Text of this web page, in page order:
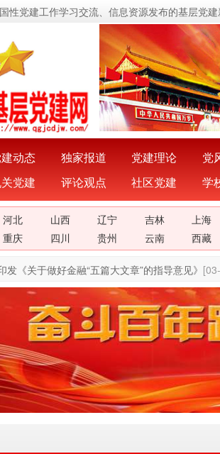
党建工作学习交流、信息资源发布的基层党建
动态 独家报道 党建理论 党
党建 评论观点 社区党建 学
河北 山西 辽宁 吉林 上海
重庆 四川 贵州 云南 西藏
《关于做好金融“五篇大文章”的指导意见》[03-